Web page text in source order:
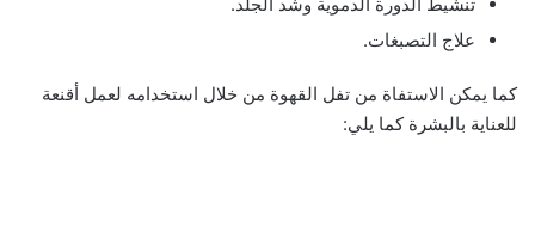
تنشيط الدورة الدموية وشد الجلد.
علاج التصبغات.
كما يمكن الاستفاة من تفل القهوة من خلال استخدامه لعمل أقنعة
للعناية بالبشرة كما يلي: